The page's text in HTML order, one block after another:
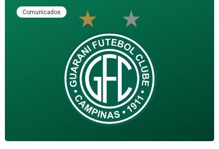
Comunicados